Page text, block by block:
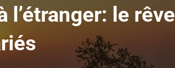
l’étranger: le rêve